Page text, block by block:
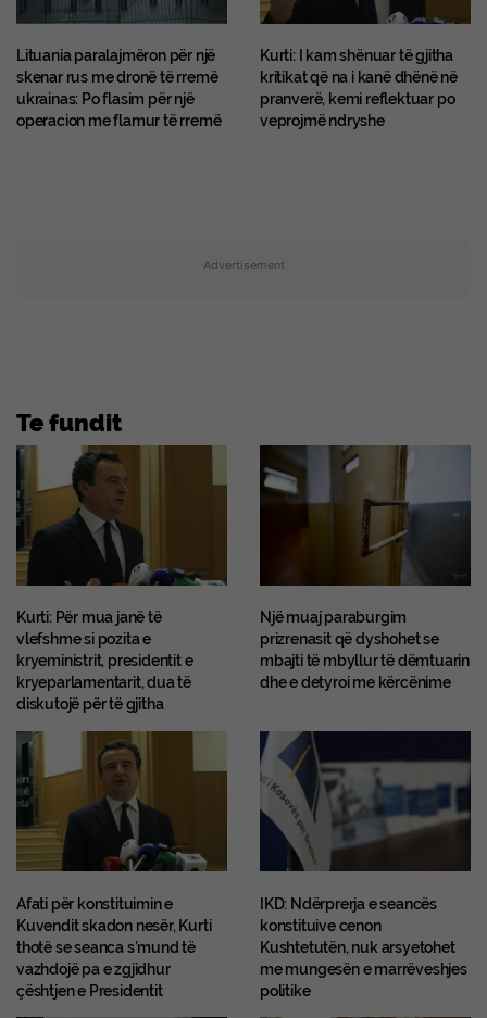
Lituania paralajmëron për një
skenar rus me dronë të rremë
ukrainas: Po flasim për një
operacion me flamur të rremë
Kurti: I kam shënuar të gjitha
kritikat që na i kanë dhënë në
pranverë, kemi reflektuar po
veprojmë ndryshe
Advertisement
Te fundit
Kurti: Për mua janë të
vlefshme si pozita e
kryeministrit, presidentit e
kryeparlamentarit, dua të
diskutojë për të gjitha
Një muaj paraburgim
prizrenasit që dyshohet se
mbajti të mbyllur të dëmtuarin
dhe e detyroi me kërcënime
Afati për konstituimin e
Kuvendit skadon nesër, Kurti
thotë se seanca s’mund të
vazhdojë pa e zgjidhur
çështjen e Presidentit
IKD: Ndërprerja e seancës
konstituive cenon
Kushtetutën, nuk arsyetohet
me mungesën e marrëveshjes
politike